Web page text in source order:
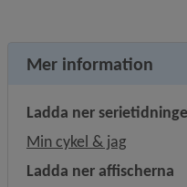
Mer information
Ladda ner
Min cykel & jag, 8.3 MB,
Ladda ner affischerna